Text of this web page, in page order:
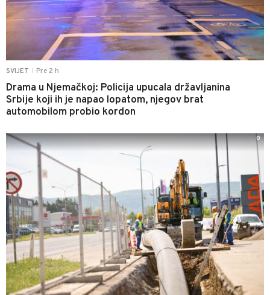
SVIJET Pre 2 h
Drama u Njemačkoj: Policija upucala državljanina
Srbije koji ih je napao lopatom, njegov brat
automobilom probio kordon
0